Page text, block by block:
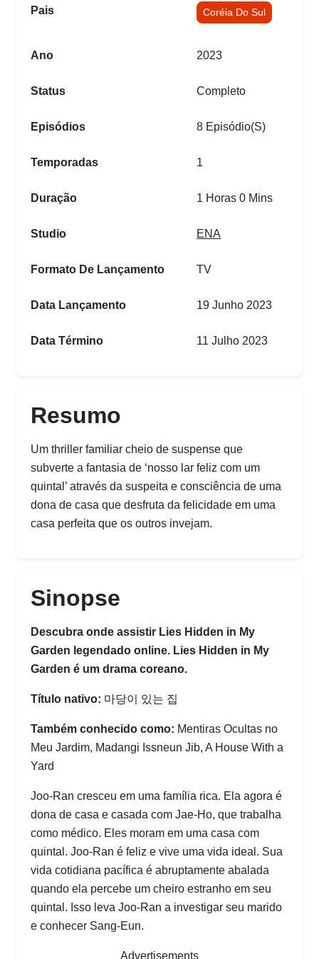
Pais Coréia Do Sul
Ano 2023
Status Completo
Episódios 8 Episódio(s)
Temporadas 1
Duração 1 Horas 0 Mins
Studio ENA
Formato De Lançamento TV
Data Lançamento 19 Junho 2023
Data Término 11 Julho 2023
Resumo
Um thriller familiar cheio de suspense que
subverte a fantasia de ‘nosso lar feliz com um
quintal’ através da suspeita e consciência de uma
dona de casa que desfruta da felicidade em uma
casa perfeita que os outros invejam.
Sinopse
Descubra onde assistir Lies Hidden in My
Garden legendado online. Lies Hidden in My
Garden é um drama coreano.
Título nativo: 마당이 있는 집
Também conhecido como: Mentiras Ocultas no
Meu Jardim, Madangi Issneun Jib, A House With a
Yard
Joo-Ran cresceu em uma família rica. Ela agora é
dona de casa e casada com Jae-Ho, que trabalha
como médico. Eles moram em uma casa com
quintal. Joo-Ran é feliz e vive uma vida ideal. Sua
vida cotidiana pacífica é abruptamente abalada
quando ela percebe um cheiro estranho em seu
quintal. Isso leva Joo-Ran a investigar seu marido
e conhecer Sang-Eun.
Advertisements